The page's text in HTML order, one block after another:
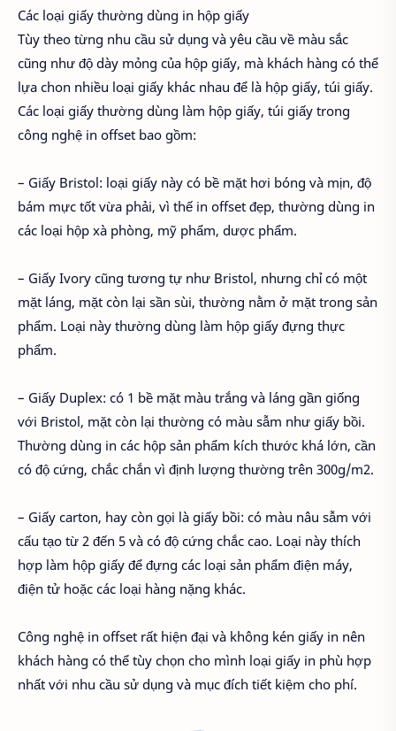
Các loại giấy thường dùng in hộp giấy
Tùy theo từng nhu cầu sử dụng và yêu cầu về màu sắc
cũng như độ dày mỏng của hộp giấy, mà khách hàng có thể
lựa chon nhiều loại giấy khác nhau để là hộp giấy, túi giấy.
Các loại giấy thường dùng làm hộp giấy, túi giấy trong
công nghệ in offset bao gồm:
– Giấy Bristol: loại giấy này có bề mặt hơi bóng và mịn, độ
bám mực tốt vừa phải, vì thế in offset đẹp, thường dùng in
các loại hộp xà phòng, mỹ phẩm, dược phẩm.
– Giấy Ivory cũng tương tự như Bristol, nhưng chỉ có một
mặt láng, mặt còn lại sần sùi, thường nằm ở mặt trong sản
phẩm. Loại này thường dùng làm hộp giấy đựng thực
phẩm.
– Giấy Duplex: có 1 bề mặt màu trắng và láng gần giống
với Bristol, mặt còn lại thường có màu sẫm như giấy bồi.
Thường dùng in các hộp sản phẩm kích thước khá lớn, cần
có độ cứng, chắc chắn vì định lượng thường trên 300g/m2.
– Giấy carton, hay còn gọi là giấy bồi: có màu nâu sẫm với
cấu tạo từ 2 đến 5 và có độ cứng chắc cao. Loại này thích
hợp làm hộp giấy để đựng các loại sản phẩm điện máy,
điện tử hoặc các loại hàng nặng khác.
Công nghệ in offset rất hiện đại và không kén giấy in nên
khách hàng có thể tùy chọn cho mình loại giấy in phù hợp
nhất với nhu cầu sử dụng và mục đích tiết kiệm cho phí.